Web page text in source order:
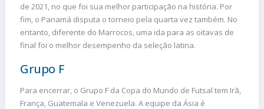
de 2021, no que foi sua melhor participação na história. Por
fim, o Panamá disputa o torneio pela quarta vez também. No
entanto, diferente do Marrocos, uma ida para as oitavas de
final foi o melhor desempenho da seleção latina.
Grupo F
Para encerrar, o Grupo F da Copa do Mundo de Futsal tem Irã,
França, Guatemala e Venezuela. A equipe da Ásia é